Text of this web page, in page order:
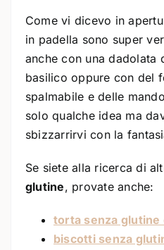
Come vi dicevo in
in padella sono super
anche con una
basilico oppure con del
spalmabile e delle
solo qualche idea ma
sbizzarrirvi con la
Se siete alla ricerca di
glutine, provate anche:
torta senza glutine
biscotti senza